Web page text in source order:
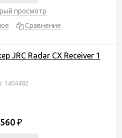
просмотр
Сравнение
JRC Radar CX Receiver 1
1404482
₽